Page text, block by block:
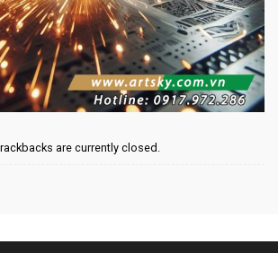
are currently closed.